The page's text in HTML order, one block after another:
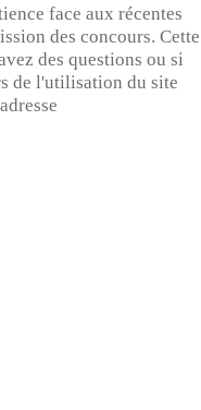
face aux récentes
des concours. Cette
des questions ou si
de l'utilisation du site